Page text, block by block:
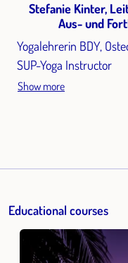
Stefanie Kinter,
Aus- und
Yogalehrerin BDY,
SUP-Yoga Instructor
Show more
Educational courses